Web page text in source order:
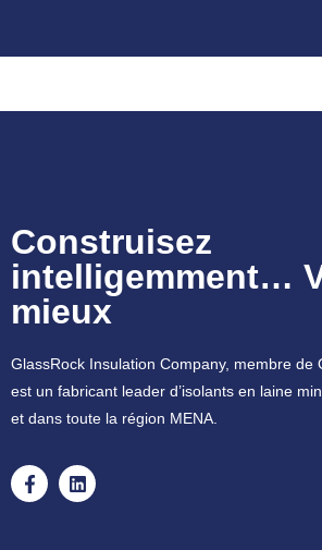
Construisez
intelligemment…
mieux
GlassRock Insulation Company, membre de
est un fabricant leader d’isolants en laine
et dans toute la région MENA.